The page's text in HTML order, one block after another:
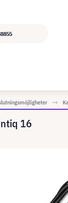
16